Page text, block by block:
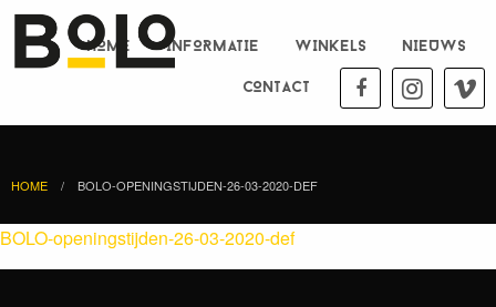
HOME INFORMATIE WINKELS NIEUWS
CONTACT
HOME BOLO-OPENINGSTIJDEN-26-03-2020-DEF
BOLO-openingstijden-26-03-2020-def